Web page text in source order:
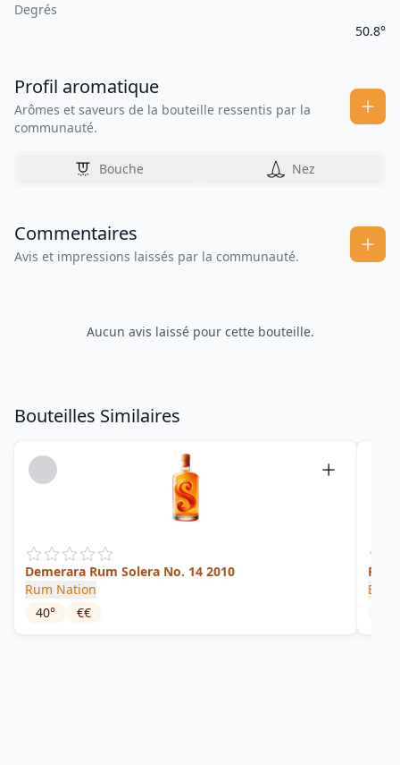
Degrés
50.8°
Profil aromatique
Arômes et saveurs de la bouteille ressentis par la
communauté.
Bouche Nez
Commentaires
Avis et impressions laissés par la communauté.
Aucun avis laissé pour cette bouteille.
Bouteilles Similaires
Demerara Rum Solera No. 14 2010
Rum Nation
40° €€